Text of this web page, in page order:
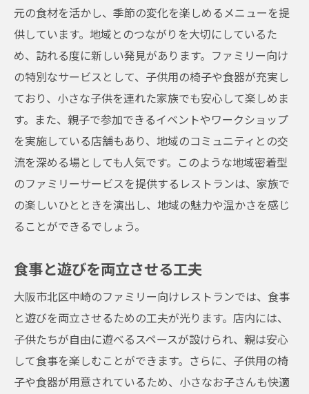
元の食材を活かし、季節の変化を楽しめるメニューを提
供しています。地域とのつながりを大切にしているた
め、訪れる度に新しい発見があります。ファミリー向け
の特別なサービスとして、子供用の椅子や食器が充実し
ており、小さな子供を連れた家族でも安心して楽しめま
す。また、親子で参加できるイベントやワークショップ
を実施している店舗もあり、地域のコミュニティとの交
流を深める場としても人気です。このような地域密着型
のファミリーサービスを提供するレストランは、家族で
の楽しいひとときを演出し、地域の魅力や温かさを感じ
ることができるでしょう。
食事と遊びを両立させる工夫
大阪市北区中崎のファミリー向けレストランでは、食事
と遊びを両立させるための工夫が光ります。店内には、
子供たちが自由に遊べるスペースが設けられ、親は安心
して食事を楽しむことができます。さらに、子供用の椅
子や食器が用意されているため、小さなお子さんも快適